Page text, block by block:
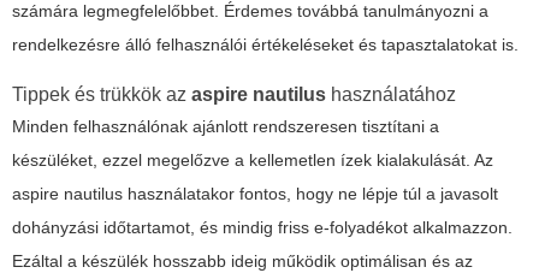
számára legmegfelelőbbet. Érdemes továbbá tanulmányozni a
rendelkezésre álló felhasználói értékeléseket és tapasztalatokat is.
Tippek és trükkök az aspire nautilus használatához
Minden felhasználónak ajánlott rendszeresen tisztítani a
készüléket, ezzel megelőzve a kellemetlen ízek kialakulását. Az
aspire nautilus használatakor fontos, hogy ne lépje túl a javasolt
dohányzási időtartamot, és mindig friss e-folyadékot alkalmazzon.
Ezáltal a készülék hosszabb ideig működik optimálisan és az